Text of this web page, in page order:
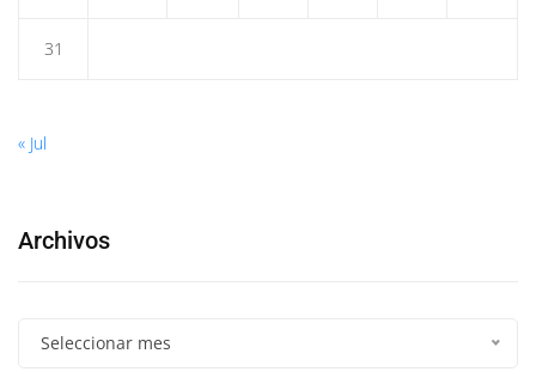
31
« Jul
Archivos
Seleccionar mes